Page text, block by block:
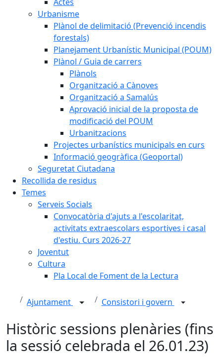
Urbanisme
Plànol de delimitació (Prevenció incendis
forestals)
Planejament Urbanístic Municipal (POUM)
Plànol / Guia de carrers
Plànols
Organització a Cànoves
Organització a Samalús
Aprovació inicial de la proposta de
modificació del POUM
Urbanitzacions
Projectes urbanístics municipals en curs
Informació geogràfica (Geoportal)
Seguretat Ciutadana
Recollida de residus
Temes
Serveis Socials
Convocatòria d'ajuts a l'escolaritat,
activitats extraescolars esportives i casal
d'estiu. Curs 2026-27
Joventut
Cultura
Pla Local de Foment de la Lectura
Ajuntament Consistori i govern
Històric sessions plenàries (fins
la sessió celebrada el 26.01.23)